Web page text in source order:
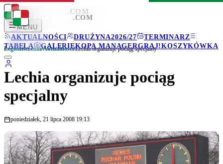
LEGIONISCI .COM
MENU
AKTUALNOŚCI
DRUŻYNA2026/27
TERMINARZ
TABELA
GALERIEKOPA MANAGERGRAJ!KOSZYKÓWKA
LEGIONISCI .COM
Legionisci.com/Aktualności/Lechia organizuje pociąg specjalny
Lechia organizuje pociąg
specjalny
poniedziałek, 21 lipca 2008 19:13